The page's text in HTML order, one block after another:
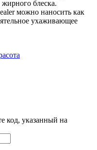
блеска.
можно наносить как
ухаживающее
код, указанный на